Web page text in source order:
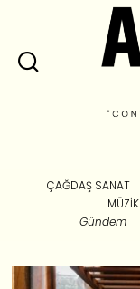
ÇAĞDAŞ SANAT
MÜZIK
Gündem